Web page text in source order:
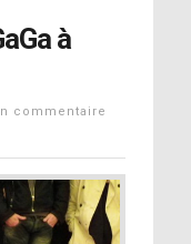
à
commentaire